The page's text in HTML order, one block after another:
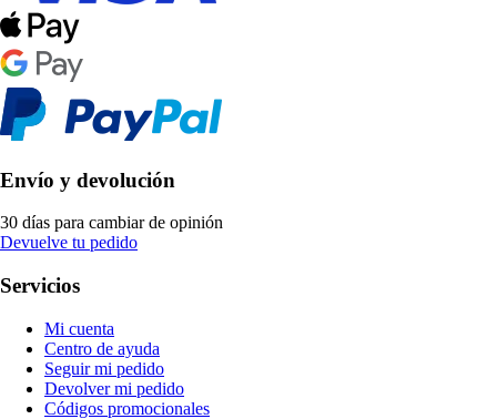
Envío y devolución
30 días para cambiar de opinión
Devuelve tu pedido
Servicios
Mi cuenta
Centro de ayuda
Seguir mi pedido
Devolver mi pedido
Códigos promocionales